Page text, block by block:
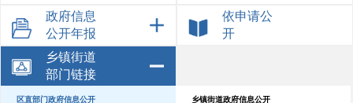
政府信息
公开年报
依申请公
开
乡镇街道
部门链接
区直部门政府信息公开 乡镇街道政府信息公开